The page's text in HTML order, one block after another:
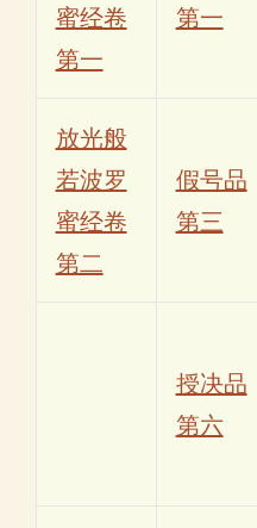
蜜经卷
第一
第一
放光般
若波罗
蜜经卷
第二
假号品
第三
授决品
第六